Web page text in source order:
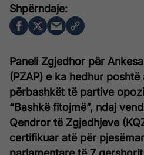
Paneli Zgjedhor për
(PZAP) e ka hedhur
përbashkët të partive
“Bashkë fitojmë”, ndaj
Qendror të Zgjedhjeve
certifikuar atë për